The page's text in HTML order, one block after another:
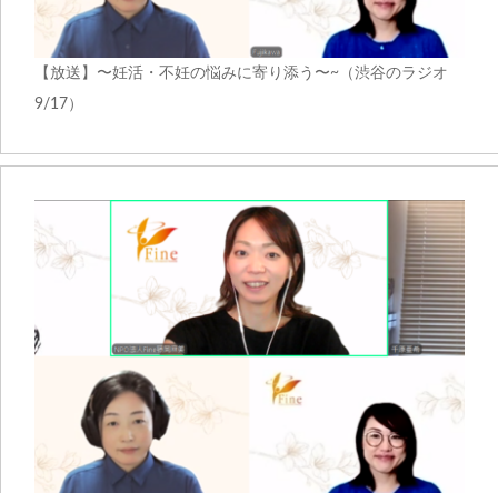
【放送】〜妊活・不妊の悩みに寄り添う〜~（渋谷のラジオ
9/17）